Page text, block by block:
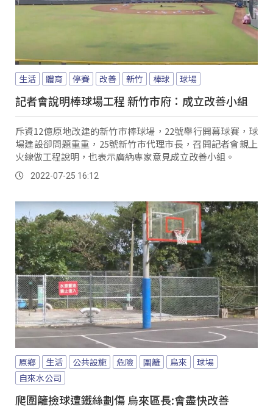
生活 體育 停賽 改善 新竹 棒球 球場
記者會說明棒球場工程 新竹市府：成立改善小組
斥資12億原地改建的新竹市棒球場，22號舉行開幕球賽，球
場建設卻問題重重，25號新竹市代理市長，召開記者會親上
火線做工程說明，也表示廣納專家意見成立改善小組。
2022-07-25 16:12
原鄉 生活 公共設施 危險 圍籬 烏來
球場
自來水公司
爬圍籬撿球遭鐵絲劃傷 烏來區長:會盡快改善